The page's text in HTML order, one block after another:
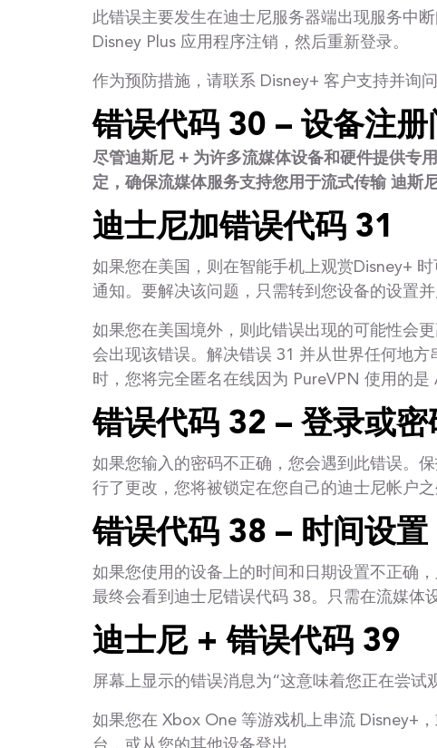
此错误主要发生在迪士尼服务器端出现服务中
Disney Plus 应用程序注销，然后重新登录。
作为预防措施，请联系 Disney+ 客户支持并询
错误代码 30 – 设备注册
尽管迪斯尼 + 为许多流媒体设备和硬件提供专
定，确保流媒体服务支持您用于流式传输 迪斯
迪士尼加错误代码 31
如果您在美国，则在智能手机上观赏Disney+
通知。要解决该问题，只需转到您设备的设置并
如果您在美国境外，则此错误出现的可能性会
会出现该错误。解决错误 31 并从世界任何地
时，您将完全匿名在线因为 PureVPN 使用的
错误代码 32 – 登录或密
如果您输入的密码不正确，您会遇到此错误。
行了更改，您将被锁定在您自己的迪士尼帐户之
错误代码 38 – 时间设置
如果您使用的设备上的时间和日期设置不正确
最终会看到迪士尼错误代码 38。只需在流媒体
迪士尼 + 错误代码 39
屏幕上显示的错误消息为“这意味着您正在尝
如果您在 Xbox One 等游戏机上串流 Disney+